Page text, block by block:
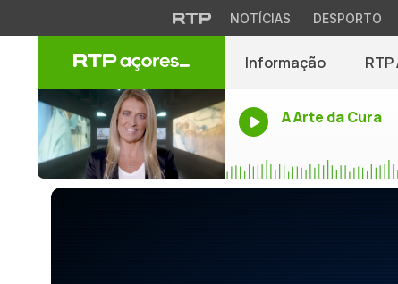
NOTÍCIAS DESPORTO
Informação
A Arte da Cura